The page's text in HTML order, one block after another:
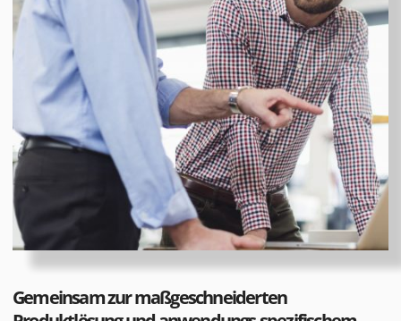
Gemeinsam zur maßgeschneiderten